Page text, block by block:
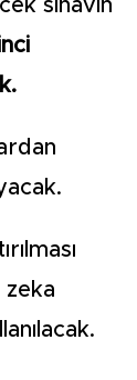
sınavın
zeka